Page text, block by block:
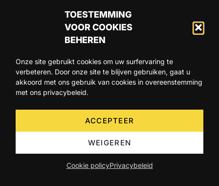
TOESTEMMING
VOOR COOKIES
BEHEREN
Onze site gebruikt cookies om uw surfervaring te
verbeteren. Door onze site te blijven gebruiken, gaat u
akkoord met ons gebruik van cookies in overeenstemming
met ons privacybeleid.
ACCEPTEER
WEIGEREN
Cookie policyPrivacybeleid
ARTIKELS AGENDA OVER ONS